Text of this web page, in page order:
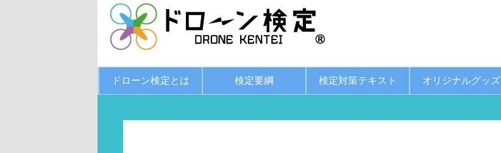
ドローン検定とは 検定要綱 検定対策テキスト オリジナルグッズ